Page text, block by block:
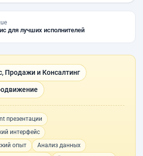
для лучших исполнителей
Продажи и Консалтинг
презентации
интерфейс
опыт
Анализ данных